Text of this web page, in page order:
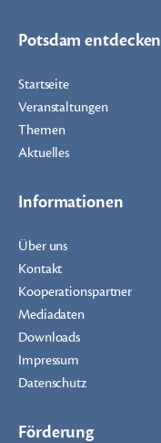
Potsdam entdecken
Startseite
Veranstaltungen
Themen
Aktuelles
Informationen
Über uns
Kontakt
Kooperationspartner
Mediadaten
Downloads
Impressum
Datenschutz
Förderung